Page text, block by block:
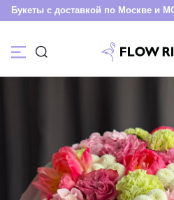
Букеты с доставкой по Москве и МО |